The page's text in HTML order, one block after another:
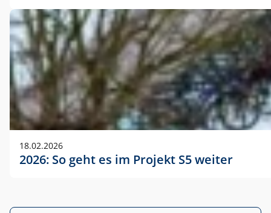
18.02.2026
2026: So geht es im Projekt S5 weiter